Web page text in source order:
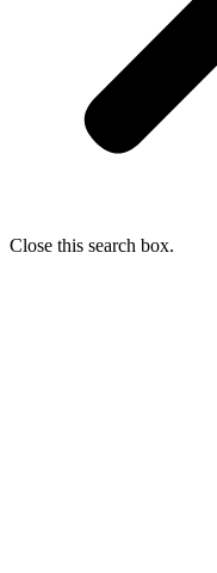
Close this search box.